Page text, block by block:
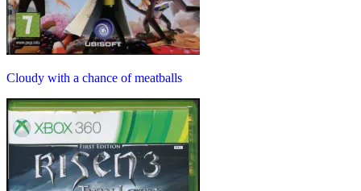
Cloudy with a chance of meatballs